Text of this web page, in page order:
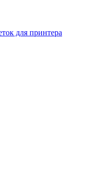
для принтера